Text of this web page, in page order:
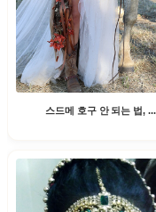
스드메 호구 안 되는 법, ...